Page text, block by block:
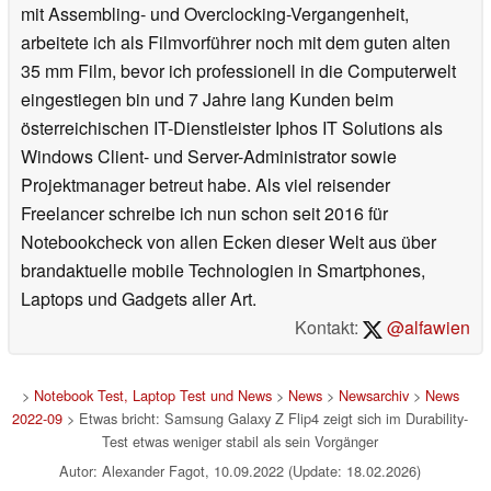
mit Assembling- und Overclocking-Vergangenheit,
arbeitete ich als Filmvorführer noch mit dem guten alten
35 mm Film, bevor ich professionell in die Computerwelt
eingestiegen bin und 7 Jahre lang Kunden beim
österreichischen IT-Dienstleister Iphos IT Solutions als
Windows Client- und Server-Administrator sowie
Projektmanager betreut habe. Als viel reisender
Freelancer schreibe ich nun schon seit 2016 für
Notebookcheck von allen Ecken dieser Welt aus über
brandaktuelle mobile Technologien in Smartphones,
Laptops und Gadgets aller Art.
Kontakt:
@alfawien
> Notebook Test, Laptop Test und News> News> Newsarchiv> News
2022-09 > Etwas bricht: Samsung Galaxy Z Flip4 zeigt sich im Durability-
Test etwas weniger stabil als sein Vorgänger
Autor: Alexander Fagot, 10.09.2022 (Update: 18.02.2026)